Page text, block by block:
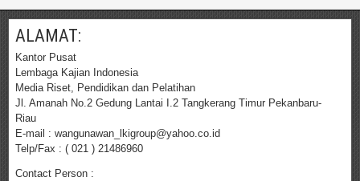
ALAMAT:
Kantor Pusat
Lembaga Kajian Indonesia
Media Riset, Pendidikan dan Pelatihan
Jl. Amanah No.2 Gedung Lantai I.2 Tangkerang Timur Pekanbaru-
Riau
E-mail : wangunawan_lkigroup@yahoo.co.id
Telp/Fax : ( 021 ) 21486960
Contact Person :